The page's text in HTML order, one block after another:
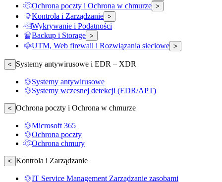
Ochrona poczty i Ochrona w chmurze >
Kontrola i Zarządzanie >
Wykrywanie i Podatności
Backup i Storage >
UTM, Web firewall i Rozwiązania sieciowe >
< Systemy antywirusowe i EDR – XDR
Systemy antywirusowe
Systemy wczesnej detekcji (EDR/APT)
< Ochrona poczty i Ochrona w chmurze
Microsoft 365
Ochrona poczty
Ochrona chmury
< Kontrola i Zarządzanie
IT Service Management Zarządzanie zasobami